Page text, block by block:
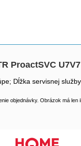
ProactSVC
Dĺžka servisnej
objednávky. Obrázok má len